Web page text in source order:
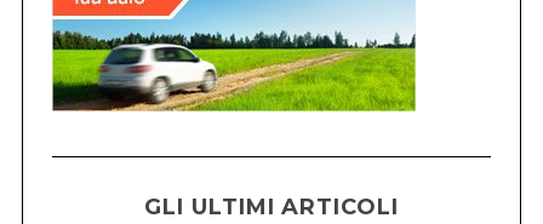
GLI ULTIMI ARTICOLI